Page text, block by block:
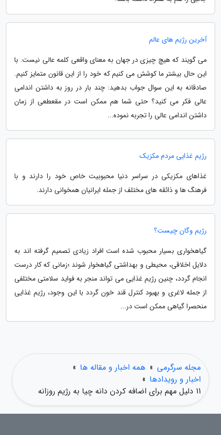
آخرین رژیم های عالم
می گویند که هیچ چیزی در جهان به معنای واقعی کلمه عالی نیست. با
این حال بیشتر ما کوشش می کنیم که خود را از این قانون متمایز کنیم.
صادقانه به این سوال جواب بدهید: چند بار در روز به داشتن اندامی
عالی فکر می کنید؟ حتی شما هم ممکن است در مقعطعی از زمان
داشتن اندامی عالی را تجربه نموده...
رژیم غذایی مردم مکزیک
غذاهای مکزیکی در سراسر دنیا محبوبیت خاص خود را دارند و با
فرهنگ ها و ذائقه های مختلف از جمله ایرانیان همخوانی دارند.
رژیم وگان چیست؟
گیاهخواری بسیار محبوب شده است افراد زیادی تصمیم گرفته اند به
دلایل اخلاقی، محیطی و بهداشتی گیاهخوار شوند ؛زمانی که کار درست
انجام گردد، چنین رژیم غذایی می تواند منجر به فواید سلامتی مختلفی
از جمله لاغری و بهبود کنترل قند خون گردد با این وجود، رژیم غذایی
منحصرا گیاهی ممکن است در...
مجله سرگرمی » همه اخبار و مقاله ها »
اخبار و رویدادها »
11 دلیل مهم برای اضافه کردن دانه چیا به رژیم روزانه